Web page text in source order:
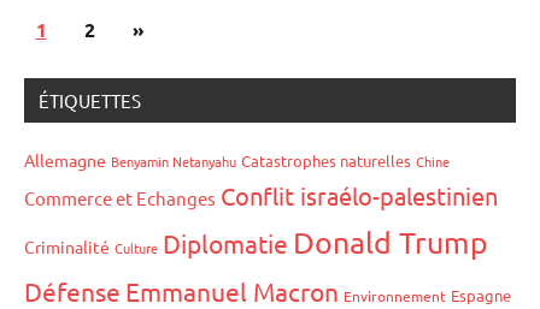
Pagination
publications
1 2
Articles
»
ÉTIQUETTES
Allemagne Benyamin Netanyahu Catastrophes naturelles Chine
Commerce et Echanges Conflit israélo-palestinien
Criminalité Culture Diplomatie Donald Trump
Défense Emmanuel Macron Environnement Espagne